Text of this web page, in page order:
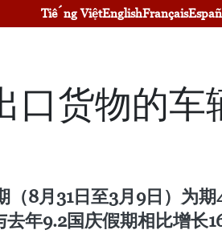
Tiếng ViệtEnglishFrançais
口货物的车
8月31日至3月9日）为期
年9.2国庆假期相比增长